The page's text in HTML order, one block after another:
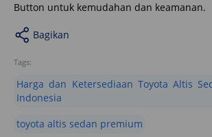
Button untuk kemudahan dan keamanan.
Bagikan
Tags:
Harga dan Ketersediaan Toyota Altis
Indonesia
toyota altis sedan premium